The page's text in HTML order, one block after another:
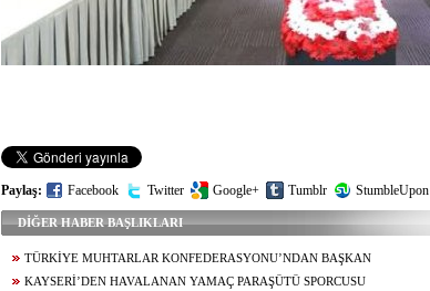
Paylaş: Facebook Twitter Google+ Tumblr StumbleUpon
DİĞER HABER BAŞLIKLARI
TÜRKİYE MUHTARLAR KONFEDERASYONU’NDAN BAŞKAN
BAŞDEĞİRMEN’E ‘YILIN EN BAŞARILI BELEDİYE BAŞKANI’
KAYSERİ’DEN HAVALANAN YAMAÇ PARAŞÜTÜ SPORCUSU